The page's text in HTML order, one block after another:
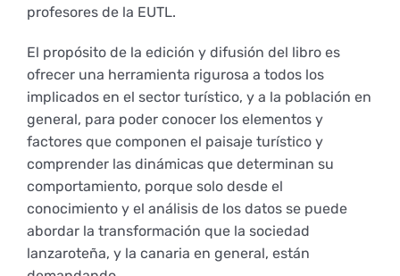
profesores de la EUTL.
El propósito de la edición y difusión del libro es
ofrecer una herramienta rigurosa a todos los
implicados en el sector turístico, y a la población en
general, para poder conocer los elementos y
factores que componen el paisaje turístico y
comprender las dinámicas que determinan su
comportamiento, porque solo desde el
conocimiento y el análisis de los datos se puede
abordar la transformación que la sociedad
lanzaroteña, y la canaria en general, están